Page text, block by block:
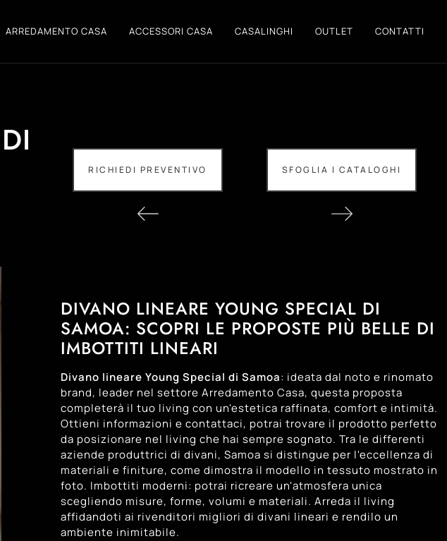
ARREDAMENTO CASA ACCESSORI CASA CASALINGHI OUTLET CONTATTI
RICHIEDI PREVENTIVO SFOGLIA I CATALOGHI
DIVANO LINEARE YOUNG SPECIAL DI
SAMOA: SCOPRI LE PROPOSTE PIÙ BELLE DI
IMBOTTITI LINEARI
Divano lineare Young Special di Samoa: ideata dal noto e rinomato
brand, leader nel settore Arredamento Casa, questa proposta
completerà il tuo living con un'estetica raffinata, comfort e intimità.
Ottieni informazioni e contattaci, potrai trovare il prodotto perfetto
da posizionare nel living che hai sempre sognato. Tra le differenti
aziende produttrici di divani, Samoa si distingue per l'eccellenza di
materiali e finiture, come dimostra il modello in tessuto mostrato in
foto. Imbottiti moderni: potrai ricreare un'atmosfera unica
scegliendo misure, forme, volumi e materiali. Arreda il living
affidandoti ai rivenditori migliori di divani lineari e rendilo un
ambiente inimitabile.